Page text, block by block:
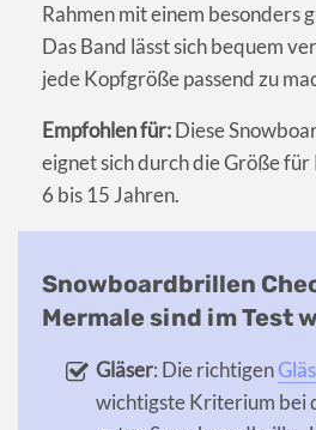
Rahmen mit einem besonders
Das Band lässt sich bequem
jede Kopfgröße passend zu
Empfohlen für:Diese
eignet sich durch die Größe
6 bis 15 Jahren.
Snowboardbrillen
Mermale sind im Test
Gläser: Die richtigen
wichtigste Kriterium bei